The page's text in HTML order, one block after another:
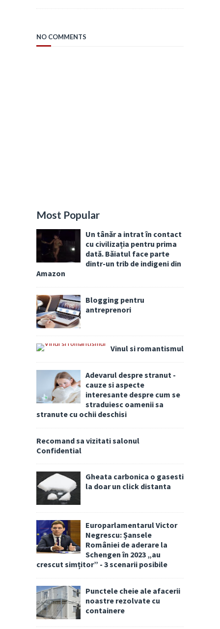
NO COMMENTS
Most Popular
Un tânăr a intrat în contact
cu civilizația pentru prima
dată. Băiatul face parte
dintr-un trib de indigeni din
Amazon
Blogging pentru
antreprenori
Vinul si romantismul
Adevarul despre stranut -
cauze si aspecte
interesante despre cum se
straduiesc oamenii sa
stranute cu ochii deschisi
Recomand sa vizitati salonul
Confidential
Gheata carbonica o gasesti
la doar un click distanta
Europarlamentarul Victor
Negrescu: Șansele
României de aderare la
Schengen în 2023 „au
crescut simțitor” - 3 scenarii posibile
Punctele cheie ale afacerii
noastre rezolvate cu
containere